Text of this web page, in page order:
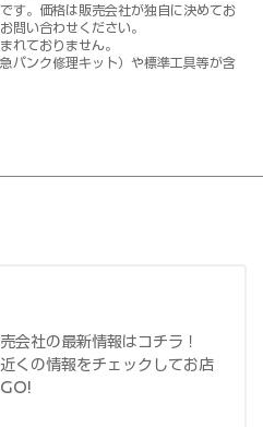
す。価格は販売会社が独自に決めてお
問い合わせください。
れておりません。
パンク修理キット）や標準工具等が含
会社の最新情報はコチラ！
くの情報をチェックしてお店